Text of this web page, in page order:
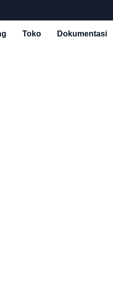
Toko Dokumentasi